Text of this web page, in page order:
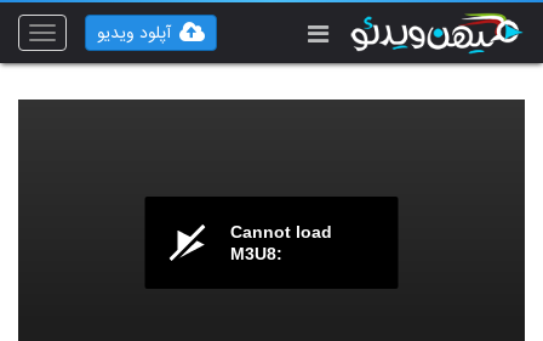
Toggle
آپلود ویدیو
Cannot load
M3U8: